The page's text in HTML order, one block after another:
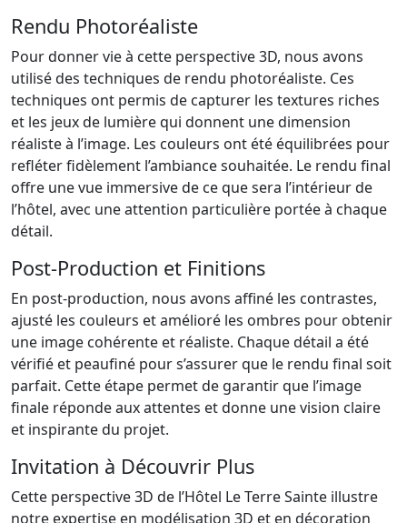
Rendu Photoréaliste
Pour donner vie à cette perspective 3D, nous avons
utilisé des techniques de rendu photoréaliste. Ces
techniques ont permis de capturer les textures riches
et les jeux de lumière qui donnent une dimension
réaliste à l’image. Les couleurs ont été équilibrées pour
refléter fidèlement l’ambiance souhaitée. Le rendu final
offre une vue immersive de ce que sera l’intérieur de
l’hôtel, avec une attention particulière portée à chaque
détail.
Post-Production et Finitions
En post-production, nous avons affiné les contrastes,
ajusté les couleurs et amélioré les ombres pour obtenir
une image cohérente et réaliste. Chaque détail a été
vérifié et peaufiné pour s’assurer que le rendu final soit
parfait. Cette étape permet de garantir que l’image
finale réponde aux attentes et donne une vision claire
et inspirante du projet.
Invitation à Découvrir Plus
Cette perspective 3D de l’Hôtel Le Terre Sainte illustre
notre expertise en modélisation 3D et en décoration